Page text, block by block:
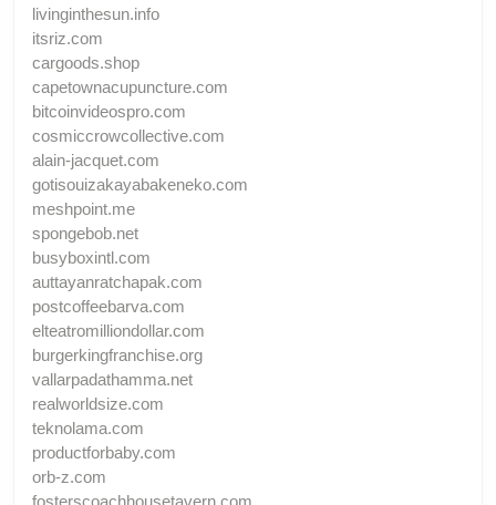
livinginthesun.info
itsriz.com
cargoods.shop
capetownacupuncture.com
bitcoinvideospro.com
cosmiccrowcollective.com
alain-jacquet.com
gotisouizakayabakeneko.com
meshpoint.me
spongebob.net
busyboxintl.com
auttayanratchapak.com
postcoffeebarva.com
elteatromilliondollar.com
burgerkingfranchise.org
vallarpadathamma.net
realworldsize.com
teknolama.com
productforbaby.com
orb-z.com
fosterscoachhousetavern.com